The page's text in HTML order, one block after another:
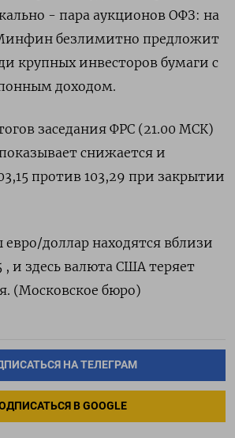
- пара аукционов ОФЗ: на
безлимитно предложит
крупных инвесторов бумаги с
доходом.
заседания ФРС (21.00 МСК)
снижается и
против 103,29 при закрытии
доллар находятся вблизи
, и здесь валюта США теряет
(Московское бюро)
НА ТЕЛЕГРАМ
В GOOGLE